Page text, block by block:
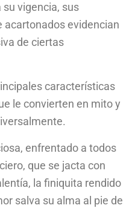
vigencia, sus
evidencian
de ciertas
características
le convierten en mito y
enfrentado a todos
que se jacta con
la finiquita rendido
salva su alma al pie de